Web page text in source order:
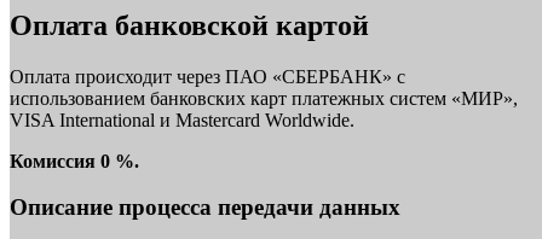
Оплата банковской картой
Оплата происходит через ПАО «СБЕРБАНК» с
использованием банковских карт платежных систем «МИР»,
VISA International и Mastercard Worldwide.
Комиссия 0 %.
Описание процесса передачи данных